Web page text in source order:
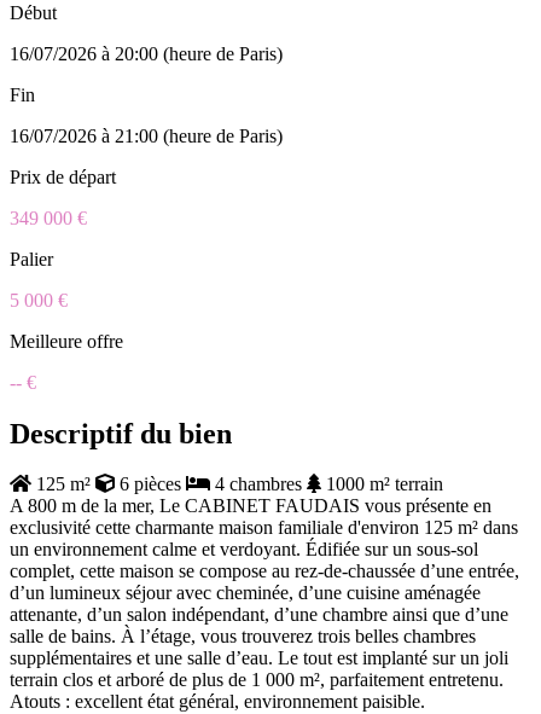
Début
16/07/2026 à 20:00 (heure de Paris)
Fin
16/07/2026 à 21:00 (heure de Paris)
Prix de départ
349 000 €
Palier
5 000 €
Meilleure offre
-- €
Descriptif du bien
125 m² 6 pièces 4 chambres
1000 m² terrain
A 800 m de la mer, Le CABINET FAUDAIS vous présente en
exclusivité cette charmante maison familiale d'environ 125 m² dans
un environnement calme et verdoyant. Édifiée sur un sous-sol
complet, cette maison se compose au rez-de-chaussée d’une entrée,
d’un lumineux séjour avec cheminée, d’une cuisine aménagée
attenante, d’un salon indépendant, d’une chambre ainsi que d’une
salle de bains. À l’étage, vous trouverez trois belles chambres
supplémentaires et une salle d’eau. Le tout est implanté sur un joli
terrain clos et arboré de plus de 1 000 m², parfaitement entretenu.
Atouts : excellent état général, environnement paisible.